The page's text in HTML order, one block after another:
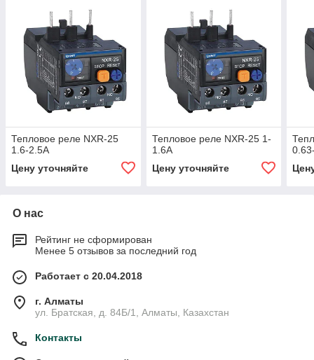
Тепловое реле NXR-25
1.6-2.5А
Цену уточняйте
Тепловое реле NXR-25 1-
1.6А
Цену уточняйте
О нас
Рейтинг не сформирован
Менее 5 отзывов за последний год
Работает с 20.04.2018
г. Алматы
ул. Братская, д. 84Б/1, Алматы, Казахстан
Контакты